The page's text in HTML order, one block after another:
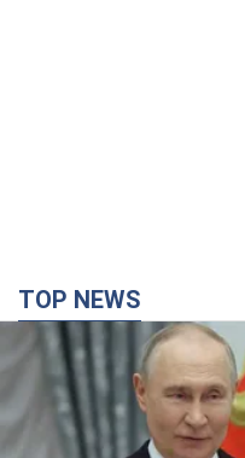
Кремля, которые
изменить его
Без изменения позиции
не будет
4 години тому 29,5 т.